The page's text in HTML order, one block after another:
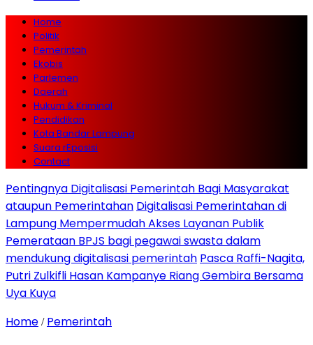
Home
Politik
Pemerintah
Ekobis
Parlemen
Daerah
Hukum & Kriminal
Pendidikan
Kota Bandar Lampung
Suara rEposisi
Contact
Pentingnya Digitalisasi Pemerintah Bagi Masyarakat
ataupun Pemerintahan Digitalisasi Pemerintahan di
Lampung Mempermudah Akses Layanan Publik
Pemerataan BPJS bagi pegawai swasta dalam
mendukung digitalisasi pemerintah Pasca Raffi-Nagita,
Putri Zulkifli Hasan Kampanye Riang Gembira Bersama
Uya Kuya
Home / Pemerintah